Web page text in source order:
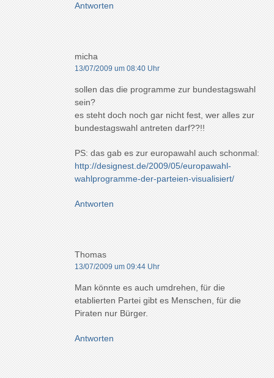
Antworten
micha
13/07/2009 um 08:40 Uhr
sollen das die programme zur bundestagswahl
sein?
es steht doch noch gar nicht fest, wer alles zur
bundestagswahl antreten darf??!!
PS: das gab es zur europawahl auch schonmal:
http://designest.de/2009/05/europawahl-
wahlprogramme-der-parteien-visualisiert/
Antworten
Thomas
13/07/2009 um 09:44 Uhr
Man könnte es auch umdrehen, für die
etablierten Partei gibt es Menschen, für die
Piraten nur Bürger.
Antworten